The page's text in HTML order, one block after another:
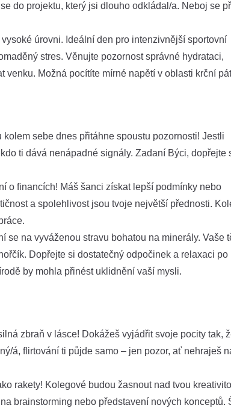
do projektu, který jsi dlouho odkládal/a. Neboj se
úrovni. Ideální den pro intenzivnější sportovní
stres. Věnujte pozornost správné hydrataci,
venku. Možná pocítíte mírné napětí v oblasti krční
sebe dnes přitáhne spoustu pozornosti! Jestli
ti dává nenápadné signály. Zadaní Býci, dopřejte
o financích! Máš šanci získat lepší podmínky nebo
a spolehlivost jsou tvoje největší přednosti.
se na vyváženou stravu bohatou na minerály. Vaše
Dopřejte si dostatečný odpočinek a relaxaci po
by mohla přinést uklidnění vaší mysli.
zbraň v lásce! Dokážeš vyjádřit svoje pocity tak,
á, flirtování ti půjde samo – jen pozor, ať nehraješ
rakety! Kolegové budou žasnout nad tvou
brainstorming nebo představení nových konceptů.